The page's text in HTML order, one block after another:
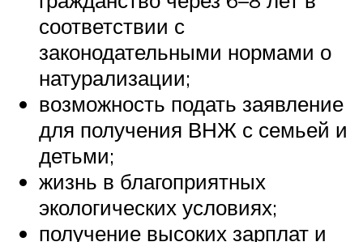
соответствии с
законодательными нормами о
натурализации;
возможность подать заявление
для получения ВНЖ с семьей и
детьми;
жизнь в благоприятных
экологических условиях;
получение высоких зарплат и